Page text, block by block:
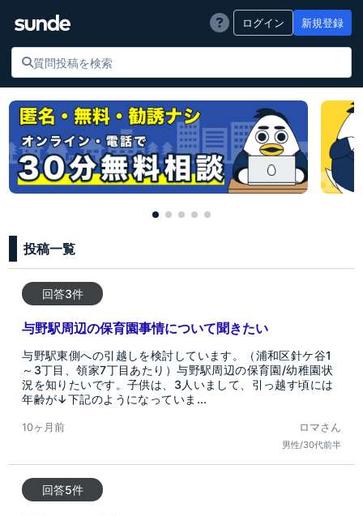
ログイン 新規登録
投稿一覧
回答3件
与野駅周辺の保育園事情について聞きたい
与野駅東側への引越しを検討しています。（浦和区針ケ谷1
～3丁目、領家7丁目あたり）与野駅周辺の保育園/幼稚園状
況を知りたいです。子供は、3人いまして、引っ越す頃には
年齢が↓下記のようになっていま...
10ヶ月前 ロマさん
男性/30代前半
回答5件